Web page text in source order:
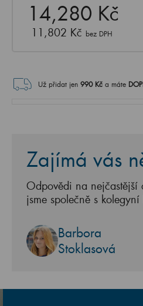
14,280 Kč
11,802 Kč bez DPH
Už přidat jen 990Kč a máte
Zajímá vás
Odpovědi na nejčastější
jsme společně s
Barbora
Stoklasová